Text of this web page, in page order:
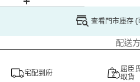
查看門市庫存 (
配送
宅配到府
屈臣
取貨